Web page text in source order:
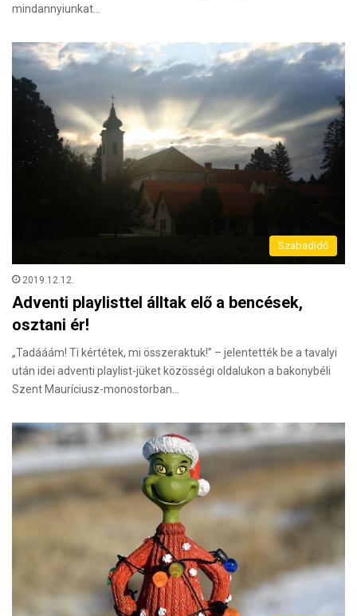
mindannyiunkat…
Szabadidő
2019.12.12.
Adventi playlisttel álltak elő a bencések,
osztani ér!
„Tadááám! Ti kértétek, mi összeraktuk!” – jelentették be a tavalyi
után idei adventi playlist-jüket közösségi oldalukon a bakonybéli
Szent Mauríciusz-monostorban…